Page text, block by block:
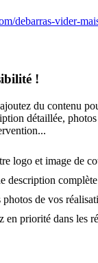
debarras-vider-
!
du contenu
détaillée,
logo et image de
description
photos de vos
en priorité dans les